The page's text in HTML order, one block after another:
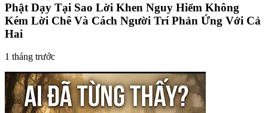
Phật Dạy Tại Sao Lời Khen Nguy Hiểm Không
Kém Lời Chê Và Cách Người Trí Phản Ứng Với Cả
Hai
1 tháng trước